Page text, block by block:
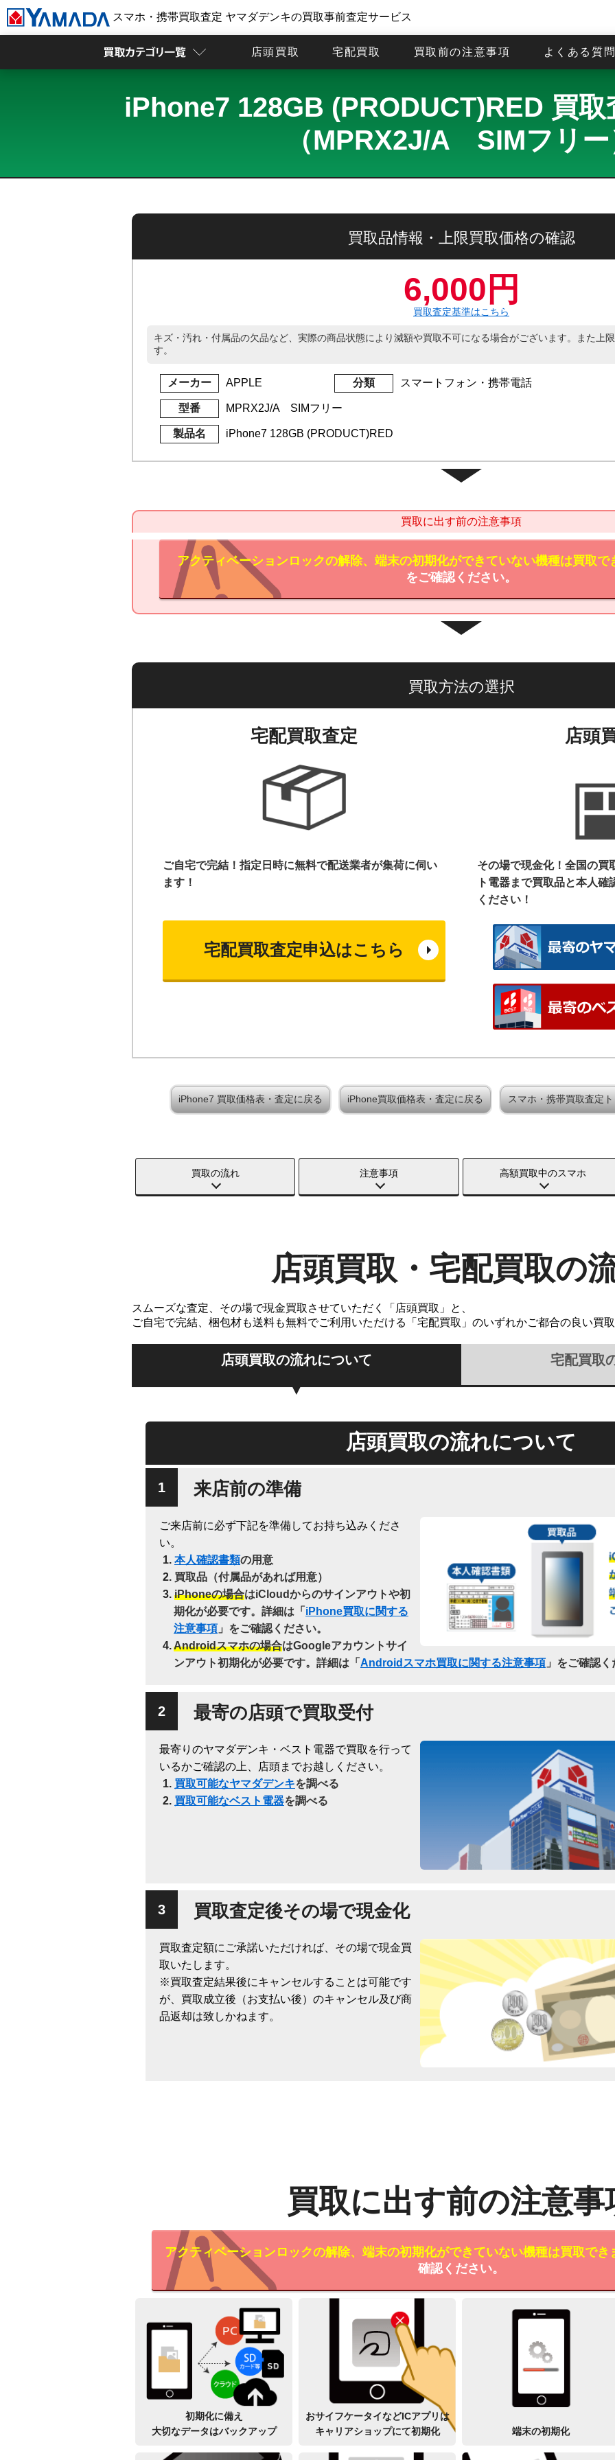
スマホ・携帯買取査定 ヤマダデンキの買取事前査定サービス
店頭買取 宅配買取 買取前の注意事項 よくある質
iPhone7 128GB (PRODUCT)RED 買取
（MPRX2J/A SIMフリー
買取品情報・上限買取価格の確認
6,000円
買取査定基準はこちら
キズ・汚れ・付属品の欠品など、実際の商品状態により減額や買取不可になる場合がございます。また上
す。
メーカー APPLE 分類 スマートフォン・携帯電話
型番 MPRX2J/A SIMフリー
製品名 iPhone7 128GB (PRODUCT)RED
買取に出す前の注意事項
アクティベーションロックの解除、端末の初期化ができていない機種は買取で
をご確認ください。
買取方法の選択
宅配買取査定
ご自宅で完結！指定日時に無料で配送業者が集荷に伺い
ます！
宅配買取査定申込はこちら
店頭
その場で現金化！全国の買
ト電器まで買取品と本人確
ください！
iPhone7 買取価格表・査定に戻る iPhone買取価格表・査定に戻る スマホ・携帯買取査定
買取の流れ 注意事項 高額買取中のスマホ
店頭買取・宅配買取の
スムーズな査定、その場で現金買取させていただく「店頭買取」と、
ご自宅で完結、梱包材も送料も無料でご利用いただける「宅配買取」のいずれかご都合の良い買
店頭買取の流れについて 宅配買取
店頭買取の流れについて
来店前の準備
ご来店前に必ず下記を準備してお持ち込みくださ
い。
本人確認書類の用意
買取品（付属品があれば用意）
iPhoneの場合はiCloudからのサインアウトや初
期化が必要です。詳細は「 iPhone買取に関する
注意事項 」をご確認ください。
Androidスマホの場合はGoogleアカウントサイ
ンアウト初期化が必要です。詳細は「 Androidスマホ買取に関する注意事項 」をご確認
最寄の店頭で買取受付
最寄りのヤマダデンキ・ベスト電器で買取を行って
いるかご確認の上、店頭までお越しください。
買取可能なヤマダデンキを調べる
買取可能なベスト電器を調べる
買取査定後その場で現金化
買取査定額にご承諾いただければ、その場で現金買
取いたします。
※買取査定結果後にキャンセルすることは可能です
が、買取成立後（お支払い後）のキャンセル及び商
品返却は致しかねます。
買取に出す前の注意事
アクティベーションロックの解除、端末の初期化ができていない機種は買取でき
確認ください。
初期化に備え
大切なデータはバックアップ
おサイフケータイなどICアプリは
キャリアショップにて初期化
端末の初期化